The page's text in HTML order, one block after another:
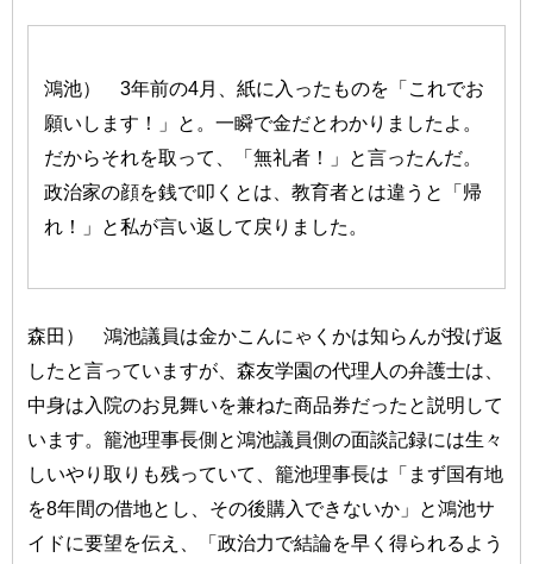
鴻池） 3年前の4月、紙に入ったものを「これでお
願いします！」と。一瞬で金だとわかりましたよ。
だからそれを取って、「無礼者！」と言ったんだ。
政治家の顔を銭で叩くとは、教育者とは違うと「帰
れ！」と私が言い返して戻りました。
森田） 鴻池議員は金かこんにゃくかは知らんが投げ返
したと言っていますが、森友学園の代理人の弁護士は、
中身は入院のお見舞いを兼ねた商品券だったと説明して
います。籠池理事長側と鴻池議員側の面談記録には生々
しいやり取りも残っていて、籠池理事長は「まず国有地
を8年間の借地とし、その後購入できないか」と鴻池サ
イドに要望を伝え、「政治力で結論を早く得られるよう